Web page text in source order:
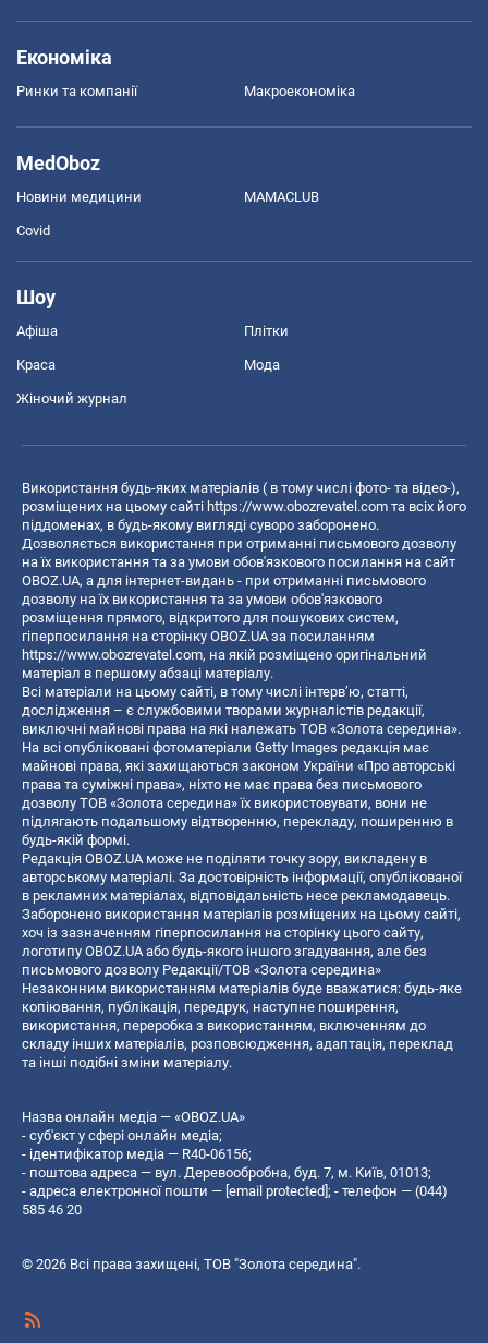
Економіка
Ринки та компанії Макроекономіка
MedOboz
Новини медицини MAMACLUB
Covid
Шоу
Афіша Плітки
Краса Мода
Жіночий журнал
Використання будь-яких матеріалів ( в тому числі фото- та відео-),
розміщених на цьому сайті https://www.obozrevatel.com та всіх його
піддоменах, в будь-якому вигляді суворо заборонено.
Дозволяється використання при отриманні письмового дозволу
на їх використання та за умови обов'язкового посилання на сайт
OBOZ.UA, а для інтернет-видань - при отриманні письмового
дозволу на їх використання та за умови обов'язкового
розміщення прямого, відкритого для пошукових систем,
гіперпосилання на сторінку OBOZ.UA за посиланням
https://www.obozrevatel.com, на якій розміщено оригінальний
матеріал в першому абзаці матеріалу.
Всі матеріали на цьому сайті, в тому числі інтерв’ю, статті,
дослідження – є службовими творами журналістів редакції,
виключні майнові права на які належать ТОВ «Золота середина».
На всі опубліковані фотоматеріали Getty Images редакція має
майнові права, які захищаються законом України «Про авторські
права та суміжні права», ніхто не має права без письмового
дозволу ТОВ «Золота середина» їх використовувати, вони не
підлягають подальшому відтворенню, перекладу, поширенню в
будь-якій формі.
Редакція OBOZ.UA може не поділяти точку зору, викладену в
авторському матеріалі. За достовірність інформації, опублікованої
в рекламних матеріалах, відповідальність несе рекламодавець.
Заборонено використання матеріалів розміщених на цьому сайті,
хоч із зазначенням гіперпосилання на сторінку цього сайту,
логотипу OBOZ.UA або будь-якого іншого згадування, але без
письмового дозволу Редакції/ТОВ «Золота середина»
Незаконним використанням матеріалів буде вважатися: будь-яке
копiювання, публiкацiя, передрук, наступне поширення,
використання, переробка з використанням, включенням до
складу інших матеріалів, розповсюдження, адаптація, переклад
та інші подібні зміни матеріалу.
Назва онлайн медіа — «OBOZ.UA»
- суб'єкт у сфері онлайн медіа;
- ідентифікатор медіа — R40-06156;
- поштова адреса — вул. Деревообробна, буд. 7, м. Київ, 01013;
- адреса електронної пошти — [email protected] ; - телефон — (044)
585 46 20
© 2026 Всі права захищені, ТОВ "Золота середина".